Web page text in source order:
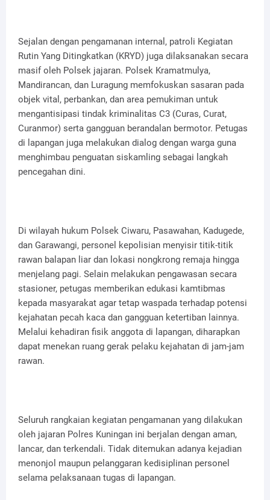
Sejalan dengan pengamanan internal, patroli Kegiatan
Rutin Yang Ditingkatkan (KRYD) juga dilaksanakan secara
masif oleh Polsek jajaran. Polsek Kramatmulya,
Mandirancan, dan Luragung memfokuskan sasaran pada
objek vital, perbankan, dan area pemukiman untuk
mengantisipasi tindak kriminalitas C3 (Curas, Curat,
Curanmor) serta gangguan berandalan bermotor. Petugas
di lapangan juga melakukan dialog dengan warga guna
menghimbau penguatan siskamling sebagai langkah
pencegahan dini.
Di wilayah hukum Polsek Ciwaru, Pasawahan, Kadugede,
dan Garawangi, personel kepolisian menyisir titik-titik
rawan balapan liar dan lokasi nongkrong remaja hingga
menjelang pagi. Selain melakukan pengawasan secara
stasioner, petugas memberikan edukasi kamtibmas
kepada masyarakat agar tetap waspada terhadap potensi
kejahatan pecah kaca dan gangguan ketertiban lainnya.
Melalui kehadiran fisik anggota di lapangan, diharapkan
dapat menekan ruang gerak pelaku kejahatan di jam-jam
rawan.
Seluruh rangkaian kegiatan pengamanan yang dilakukan
oleh jajaran Polres Kuningan ini berjalan dengan aman,
lancar, dan terkendali. Tidak ditemukan adanya kejadian
menonjol maupun pelanggaran kedisiplinan personel
selama pelaksanaan tugas di lapangan.